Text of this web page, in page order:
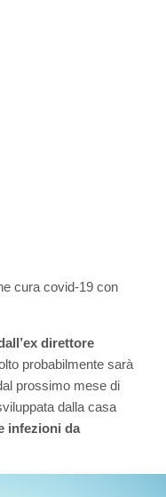
cura covid-19 con
direttore
probabilmente sarà
prossimo mese di
dalla casa
infezioni da